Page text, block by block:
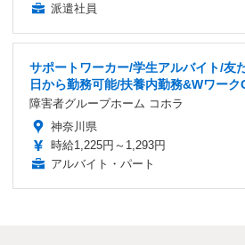
派遣社員
サポートワーカー/学生アルバイト/友
日から勤務可能/扶養内勤務&Wワー
障害者グループホーム コホラ
神奈川県
時給1,225円～1,293円
アルバイト・パート